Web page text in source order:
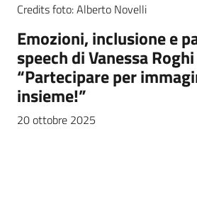
su
Credits foto: Alberto Novelli
Emozioni, inclusione e
speech di Vanessa Roghi
“Partecipare per
insieme!”
20 ottobre 2025